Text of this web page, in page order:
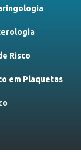
Risco
em Plaquetas